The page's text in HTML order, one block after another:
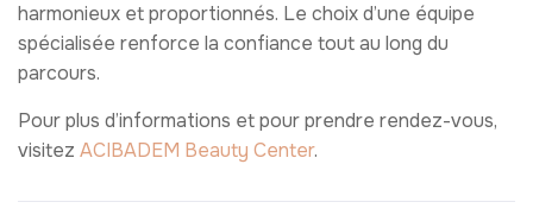
harmonieux et proportionnés. Le choix d’une équipe
spécialisée renforce la confiance tout au long du
parcours.
Pour plus d’informations et pour prendre rendez-vous,
visitez ACIBADEM Beauty Center.